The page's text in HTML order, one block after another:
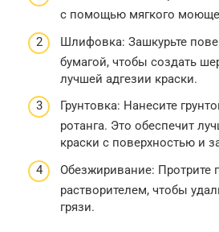
с помощью мягкого
Шлифовка: Зашкурьте
бумагой, чтобы создать
лучшей адгезии краски.
Грунтовка: Нанесите
ротанга. Это обеспечит
краски с поверхностью и
Обезжиривание: Протрите
растворителем, чтобы
грязи.